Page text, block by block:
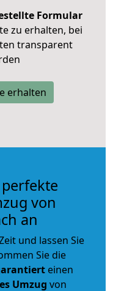
Formular
zu erhalten, bei
transparent
erhalten
von
an
und lassen Sie
Sie die
einen
Umzug von